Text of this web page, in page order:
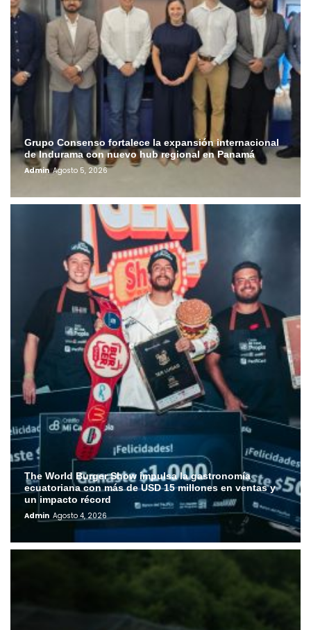
Grupo Consenso fortalece la expansión internacional
de Indurama con nuevo hub regional en Panamá
Admin Agosto 5, 2026
The World Burger Show impulsa la gastronomía
ecuatoriana con más de USD 15 millones en ventas y
un impacto récord
Admin Agosto 4, 2026